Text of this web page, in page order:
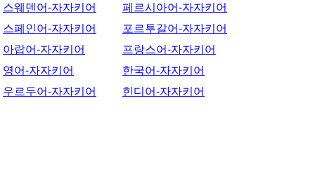
스웨덴어-자자키어
스페인어-자자키어
아랍어-자자키어
영어-자자키어
우르두어-자자키어
페르시아어-자자키어
포르투갈어-자자키어
프랑스어-자자키어
한국어-자자키어
힌디어-자자키어